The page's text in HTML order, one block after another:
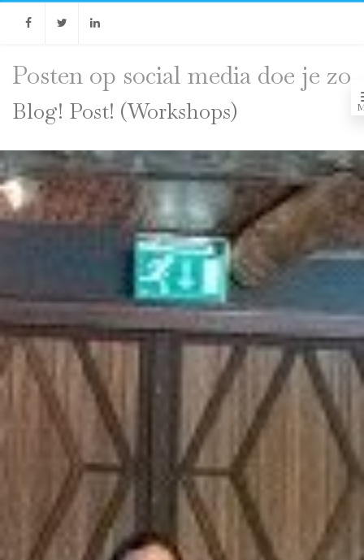
FacebookTwitter
Posten op social media doe je zo
Blog! Post! (Workshops)